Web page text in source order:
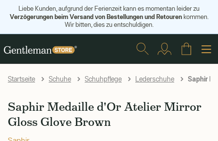
Liebe Kunden, aufgrund der Ferienzeit kann es momentan leider zu
Verzögerungen beim Versand von Bestellungen und Retourenkommen.
Wir bitten, dies zu entschuldigen.
Startseite Schuhe Schuhpflege Lederschuhe Saphir
Saphir Medaille d'Or Atelier Mirror
Gloss Glove Brown